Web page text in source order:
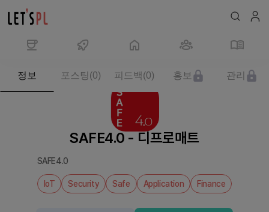
서
SAFE4.0 - 디프로매트
SAFE4.0
IoT Security Safe Application Finance
정보 포스팅(0) 피드백 (0) 홍보 관리